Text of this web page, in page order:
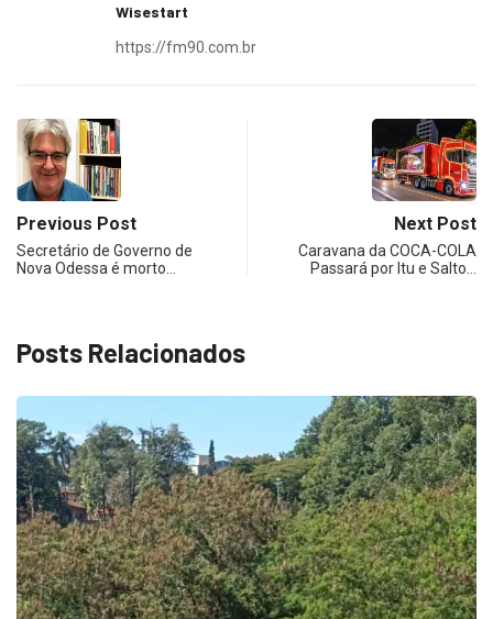
Wisestart
https://fm90.com.br
Previous Post
Secretário de Governo de
Nova Odessa é morto…
Next Post
Caravana da COCA-COLA
Passará por Itu e Salto…
Posts Relacionados